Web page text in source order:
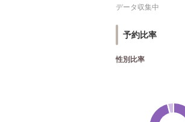
データ収集中
予約比率
性別比率